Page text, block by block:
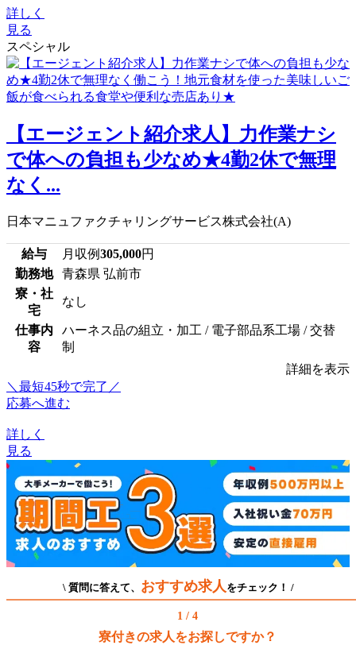
詳しく
見る
スペシャル
【エージェント紹介求人】力作業ナシ
で体への負担も少なめ★4勤2休で無理
なく...
日本マニュファクチャリングサービス株式会社(A)
給与 月収例305,000円
勤務地
青森県 弘前市
寮・社
宅
なし
仕事内
容
ハーネス品の組立・加工 / 電子部品系工場 / 交替
制
詳細を表示
＼最短45秒で完了／
応募へ進む
詳しく
見る
\ 質問に答えて、 おすすめ求人 をチェック！ /
1 / 4
寮付きの求人をお探しですか？